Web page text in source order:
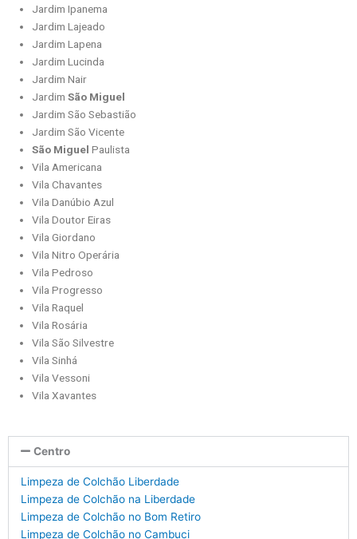
Jardim Ipanema
Jardim Lajeado
Jardim Lapena
Jardim Lucinda
Jardim Nair
Jardim São Miguel
Jardim São Sebastião
Jardim São Vicente
São Miguel Paulista
Vila Americana
Vila Chavantes
Vila Danúbio Azul
Vila Doutor Eiras
Vila Giordano
Vila Nitro Operária
Vila Pedroso
Vila Progresso
Vila Raquel
Vila Rosária
Vila São Silvestre
Vila Sinhá
Vila Vessoni
Vila Xavantes
Centro
Limpeza de Colchão Liberdade
Limpeza de Colchão na Liberdade
Limpeza de Colchão no Bom Retiro
Limpeza de Colchão no Cambuci